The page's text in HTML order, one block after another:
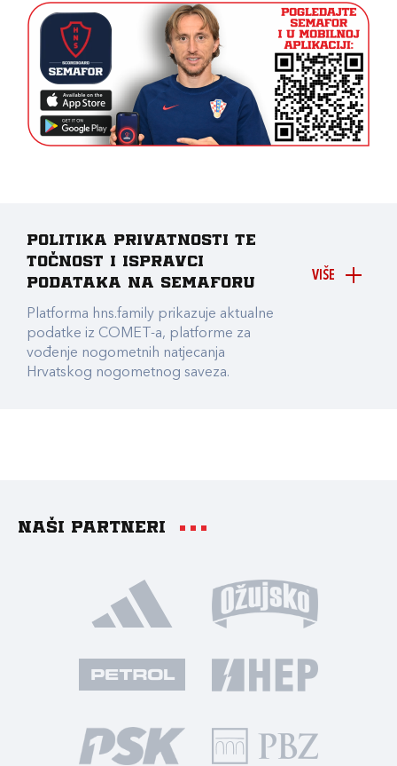
VIŠE
Politika privatnosti te
točnost i ispravci
podataka na Semaforu
Platforma hns.family prikazuje aktualne
podatke iz COMET-a, platforme za
vođenje nogometnih natjecanja
Hrvatskog nogometnog saveza.
Naši partneri